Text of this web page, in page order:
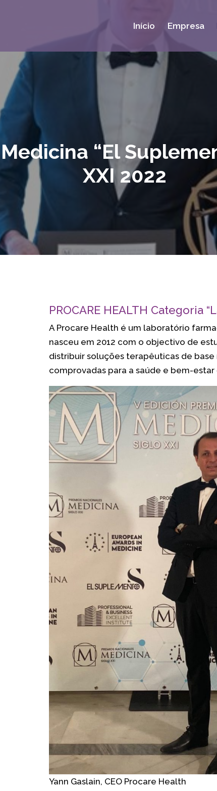
Início Empresa
“El
XXI 2022
PROCARE HEALTH Categoria
A Procare Health é um laboratório
nasceu em 2012 com o objectivo de
distribuir soluções terapêuticas de
comprovadas para a saúde e bem-estar
Yann Gaslain, CEO Procare Health